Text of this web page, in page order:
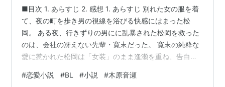
■目次 1. あらすじ 2. 感想 1. あらすじ 別れた女の服を着
て、夜の町を歩き男の視線を浴びる快感にはまった松
岡。 ある夜、行きずりの男にに乱暴された松岡を救った
のは、会社の冴えない先輩・寛末だった。 寛末の純粋な
愛に惹かれた松岡は「女装」のまま逢瀬を重ね、告白を
しないくらい、主人公の松岡の在り方が人間の泥臭いと
#恋愛小説 #BL #小説 #木原音瀬